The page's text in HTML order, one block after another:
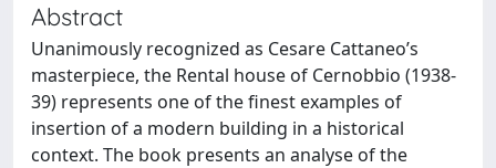
Abstract
Unanimously recognized as Cesare Cattaneo’s
masterpiece, the Rental house of Cernobbio (1938-
39) represents one of the finest examples of
insertion of a modern building in a historical
context. The book presents an analyse of the